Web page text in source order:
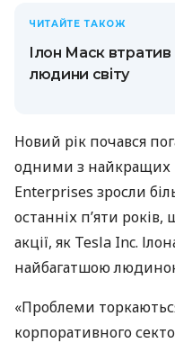
ЧИТАЙТЕ ТАКОЖ
Ілон Маск
людини світу
Новий рік почався
одними з найкращих в
Enterprises зросли
останніх п’яти
акції, як Tesla Inc.
найбагатшою
«Проблеми
корпоративного